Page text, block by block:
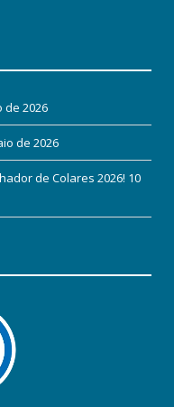
de 2026
de 2026
de Colares 2026! 10